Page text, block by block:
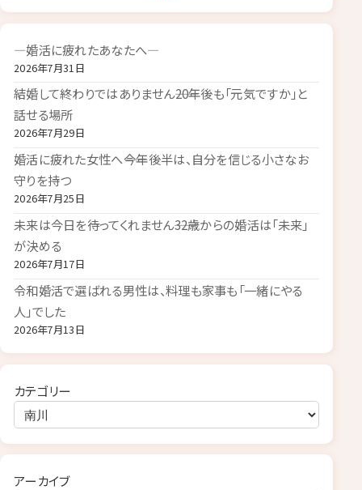
―婚活に疲れたあなたへ―
2026年7月31日
結婚して終わりではありません――20年後も「元気ですか」と
話せる場所
2026年7月29日
婚活に疲れた女性へ――今年後半は、自分を信じる小さなお
守りを持つ
2026年7月25日
未来は今日を待ってくれません――32歳からの婚活は「未来」
が決める
2026年7月17日
令和婚活で選ばれる男性は、料理も家事も「一緒にやる
人」でした
2026年7月13日
カテゴリー
アーカイブ